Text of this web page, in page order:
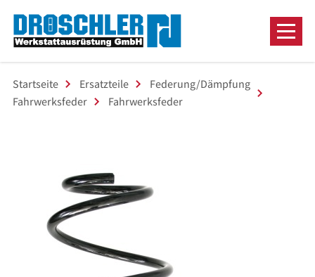
Startseite Ersatzteile
Federung/Dämpfung
Fahrwerksfeder
Fahrwerksfeder